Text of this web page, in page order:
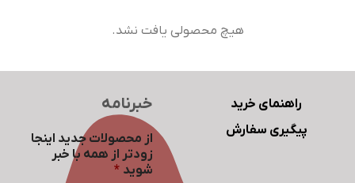
هیچ محصولی یافت نشد.
راهنمای خرید
پیگیری سفارش
خبرنامه
از محصولات جدید اینجا
زودتر از همه با خبر
شوید *